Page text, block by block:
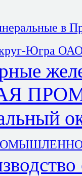
в
Югра